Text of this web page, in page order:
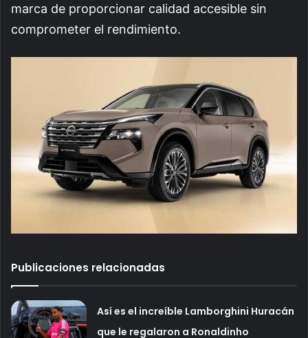
marca de proporcionar calidad accesible sin
comprometer el rendimiento.
Publicaciones relacionadas
Así es el increíble Lamborghini Huracán
que le regalaron a Ronaldinho